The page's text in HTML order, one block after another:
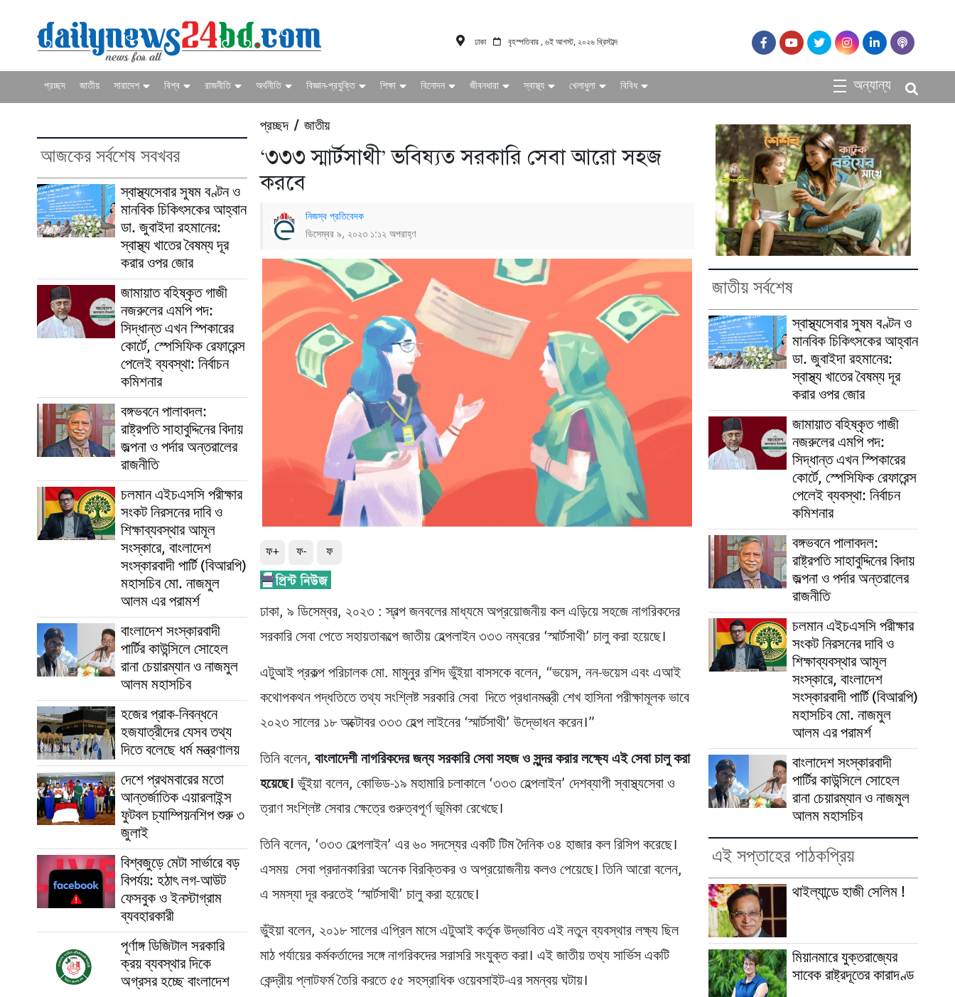
ঢাকা বৃহস্পতিবার , ৬ই আগস্ট, ২০২৬ খ্রিস্টাব্দ
প্রচ্ছদ জাতীয় সারাদেশ বিশ্ব রাজনীতি অর্থনীতি বিজ্ঞান-প্রযুক্তি শিক্ষা বিনোদন জীবনধারা স্বাস্থ্য খেলাধুলা বিবিধ অন্যান্য
আজকের সর্বশেষ সবখবর
স্বাস্থ্যসেবার সুষম বণ্টন ও
মানবিক চিকিৎসকের আহ্বান
ডা. জুবাইদা রহমানের:
স্বাস্থ্য খাতের বৈষম্য দূর
করার ওপর জোর
জামায়াত বহিষ্কৃত গাজী
নজরুলের এমপি পদ:
সিদ্ধান্ত এখন স্পিকারের
কোর্টে, স্পেসিফিক রেফারেন্স
পেলেই ব্যবস্থা: নির্বাচন
কমিশনার
বঙ্গভবনে পালাবদল:
রাষ্ট্রপতি সাহাবুদ্দিনের বিদায়
জল্পনা ও পর্দার অন্তরালের
রাজনীতি
চলমান এইচএসসি পরীক্ষার
সংকট নিরসনের দাবি ও
শিক্ষাব্যবস্থার আমূল
সংস্কারে, বাংলাদেশ
সংস্কারবাদী পার্টি (বিআরপি)
মহাসচিব মো. নাজমুল
আলম এর পরামর্শ
বাংলাদেশ সংস্কারবাদী
পার্টির কাউন্সিলে সোহেল
রানা চেয়ারম্যান ও নাজমুল
আলম মহাসচিব
হজের প্রাক-নিবন্ধনে
হজযাত্রীদের যেসব তথ্য
দিতে বলেছে ধর্ম মন্ত্রণালয়
দেশে প্রথমবারের মতো
আন্তর্জাতিক এয়ারলাইন্স
ফুটবল চ্যাম্পিয়নশিপ শুরু ৩
জুলাই
বিশ্বজুড়ে মেটা সার্ভারে বড়
বিপর্যয়: হঠাৎ লগ-আউট
ফেসবুক ও ইনস্টাগ্রাম
ব্যবহারকারী
পূর্ণাঙ্গ ডিজিটাল সরকারি
ক্রয় ব্যবস্থার দিকে
অগ্রসর হচ্ছে বাংলাদেশ
প্রচ্ছদ/জাতীয়
‘৩৩৩ স্মার্টসাথী’ ভবিষ্যত সরকারি সেবা আরো সহজ
করবে
নিজস্ব প্রতিবেদক
ডিসেম্বর ৯, ২০২৩ ১:১২ অপরাহ্ণ
ফ+ ফ- ফ
ঢাকা, ৯ ডিসেম্বর, ২০২৩ : স্বল্প জনবলের মাধ্যমে অপ্রয়োজনীয় কল এড়িয়ে সহজে নাগরিকদের
সরকারি সেবা পেতে সহায়তাকল্পে জাতীয় হেল্পলাইন ৩৩৩ নম্বরের ‘স্মার্টসাথী’ চালু করা হয়েছে।
এটুআই প্রকল্প পরিচালক মো. মামুনুর রশিদ ভুঁইয়া বাসসকে বলেন, “ভয়েস, নন-ভয়েস এবং এআই
কথোপকথন পদ্ধতিতে তথ্য সংশ্লিষ্ট সরকারি সেবা দিতে প্রধানমন্ত্রী শেখ হাসিনা পরীক্ষামূলক ভাবে
২০২৩ সালের ১৮ অক্টোবর ৩৩৩ হেল্প লাইনের ‘স্মার্টসাথী’ উদ্ভোধন করেন।”
তিনি বলেন,বাংলাদেশী নাগরিকদের জন্য সরকারি সেবা সহজ ও সুন্দর করার লক্ষ্যে এই সেবা চালু করা
হয়েছে।ভুঁইয়া বলেন, কোভিড-১৯ মহামারি চলাকালে ‘৩৩৩ হেল্পলাইন’ দেশব্যাপী স্বাস্থ্যসেবা ও
ত্রাণ সংশ্লিষ্ট সেবার ক্ষেত্রে গুরুত্বপূর্ণ ভূমিকা রেখেছে।
তিনি বলেন, ‘৩৩৩ হেল্পলাইন’ এর ৬০ সদস্যের একটি টিম দৈনিক ৩৪ হাজার কল রিসিপ করেছে।
এসময় সেবা প্রদানকারিরা অনেক বিরক্তিকর ও অপ্রয়োজনীয় কলও পেয়েছে। তিনি আরো বলেন,
এ সমস্যা দূর করতেই ‘স্মার্টসাথী’ চালু করা হয়েছে।
ভুঁইয়া বলেন, ২০১৮ সালের এপ্রিল মাসে এটুআই কর্তৃক উদ্ভাবিত এই নতুন ব্যবস্থার লক্ষ্য ছিল
মাঠ পর্যায়ের কর্মকর্তাদের সঙ্গে নাগরিকদের সরাসরি সংযুক্ত করা। এই জাতীয় তথ্য সার্ভিস একটি
কেন্দ্রীয় প্লাটফর্ম তৈরি করতে ৫৫ সহস্রাধিক ওয়েবসাইট-এর সমন্বয় ঘটায়।
জাতীয় সর্বশেষ
স্বাস্থ্যসেবার সুষম বণ্টন ও
মানবিক চিকিৎসকের আহ্বান
ডা. জুবাইদা রহমানের:
স্বাস্থ্য খাতের বৈষম্য দূর
করার ওপর জোর
জামায়াত বহিষ্কৃত গাজী
নজরুলের এমপি পদ:
সিদ্ধান্ত এখন স্পিকারের
কোর্টে, স্পেসিফিক রেফারেন্স
পেলেই ব্যবস্থা: নির্বাচন
কমিশনার
বঙ্গভবনে পালাবদল:
রাষ্ট্রপতি সাহাবুদ্দিনের বিদায়
জল্পনা ও পর্দার অন্তরালের
রাজনীতি
চলমান এইচএসসি পরীক্ষার
সংকট নিরসনের দাবি ও
শিক্ষাব্যবস্থার আমূল
সংস্কারে, বাংলাদেশ
সংস্কারবাদী পার্টি (বিআরপি)
মহাসচিব মো. নাজমুল
আলম এর পরামর্শ
বাংলাদেশ সংস্কারবাদী
পার্টির কাউন্সিলে সোহেল
রানা চেয়ারম্যান ও নাজমুল
আলম মহাসচিব
এই সপ্তাহের পাঠকপ্রিয়
থাইল্যান্ডে হাজী সেলিম !
মিয়ানমারে যুক্তরাজ্যের
সাবেক রাষ্ট্রদূতের কারাদণ্ড